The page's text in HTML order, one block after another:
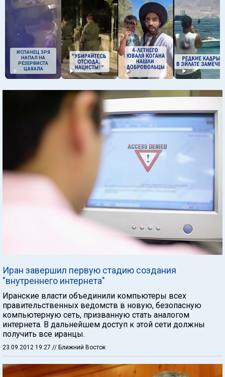
ИСПАНЕЦ ЗРЯ
НАПАЛ НА
РЕЗЕРВИСТА
ЦАХАЛА
Иран завершил первую стадию создания
"внутреннего интернета"
Иранские власти объединили компьютеры всех
правительственных ведомств в новую, безопасную
компьютерную сеть, призванную стать аналогом
интернета. В дальнейшем доступ к этой сети должны
получить все иранцы.
23.09.2012 19:27 // Ближний Восток